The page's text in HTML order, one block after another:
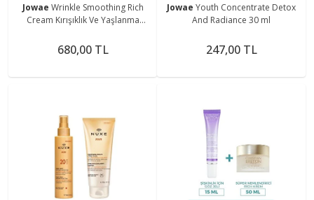
Jowae Wrinkle Smoothing Rich
Cream Kırışıklık Ve Yaşlanma
680,00 TL
Jowae Youth Concentrate Detox
And Radiance 30 ml
247,00 TL